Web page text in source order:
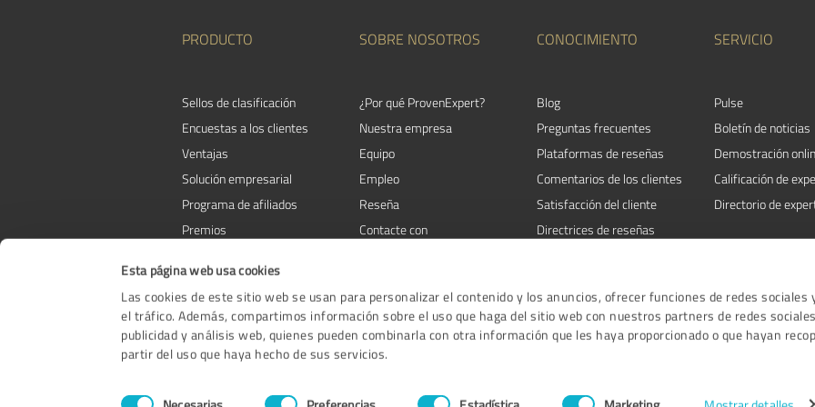
Esta página web usa cookies
Las cookies de este sitio web se usan para personalizar el contenido y los anuncios, ofrecer funciones de redes sociales
el tráfico. Además, compartimos información sobre el uso que haga del sitio web con nuestros partners de redes
publicidad y análisis web, quienes pueden combinarla con otra información que les haya proporcionado o que hayan
partir del uso que haya hecho de sus servicios.
Selección
PRODUCTO
Sellos de clasificación
Encuestas a los clientes
Ventajas
Solución empresarial
Programa de afiliados
Premios
SOBRE NOSOTROS
¿Por qué ProvenExpert?
Nuestra empresa
Equipo
Empleo
Reseña
Contacte con
CONOCIMIENTO
Blog
Preguntas frecuentes
Plataformas de reseñas
Comentarios de los clientes
Satisfacción del cliente
Directrices de reseñas
SERVICIO
Pulse
Boletín de noticias
Demostración
Calificación de
Directorio de